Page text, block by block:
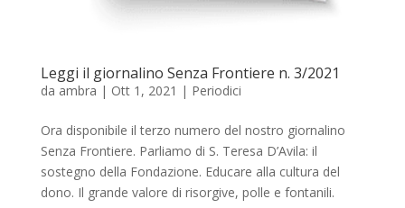
Leggi il giornalino Senza Frontiere n. 3/2021
da ambra | Ott 1, 2021 | Periodici
Ora disponibile il terzo numero del nostro giornalino
Senza Frontiere. Parliamo di S. Teresa D’Avila: il
sostegno della Fondazione. Educare alla cultura del
dono. Il grande valore di risorgive, polle e fontanili.